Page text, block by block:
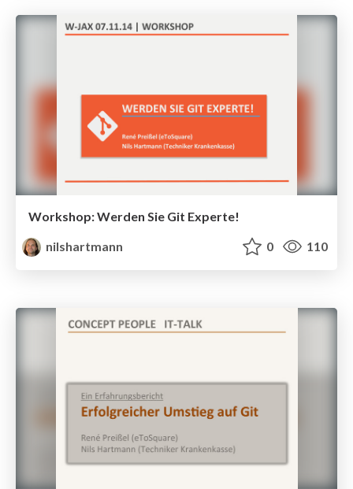
Workshop: Werden Sie Git Experte!
nilshartmann
0 110